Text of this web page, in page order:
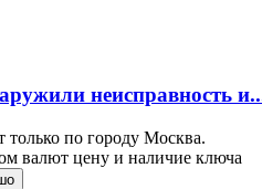
неисправность
только по городу Москва.
валют цену и наличие ключа